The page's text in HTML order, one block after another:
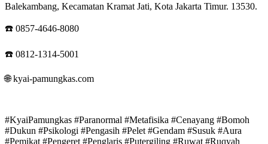
Balekambang, Kecamatan Kramat Jati, Kota Jakarta Timur. 13530.
☎️ 0857-4646-8080
☎️ 0812-1314-5001
🌐 kyai-pamungkas.com
#KyaiPamungkas #Paranormal #Metafisika #Cenayang #Bomoh
#Dukun #Psikologi #Pengasih #Pelet #Gendam #Susuk #Aura
#Pemikat #Pengeret #Penglaris #Putergiling #Ruwat #Ruqyah